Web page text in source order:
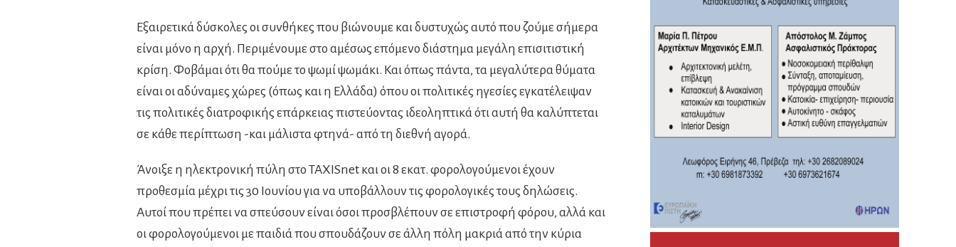
Εξαιρετικά δύσκολες οι συνθήκες που βιώνουμε και δυστυχώς αυτό που ζούμε σήμερα
είναι μόνο η αρχή. Περιμένουμε στο αμέσως επόμενο διάστημα μεγάλη επισιτιστική
κρίση. Φοβάμαι ότι θα πούμε το ψωμί ψωμάκι. Και όπως πάντα, τα μεγαλύτερα θύματα
είναι οι αδύναμες χώρες (όπως και η Ελλάδα) όπου οι πολιτικές ηγεσίες εγκατέλειψαν
τις πολιτικές διατροφικής επάρκειας πιστεύοντας ιδεοληπτικά ότι αυτή θα καλύπτεται
σε κάθε περίπτωση -και μάλιστα φτηνά- από τη διεθνή αγορά.
Άνοιξε η ηλεκτρονική πύλη στο TAXISnet και οι 8 εκατ. φορολογούμενοι έχουν
προθεσμία μέχρι τις 30 Ιουνίου για να υποβάλλουν τις φορολογικές τους δηλώσεις.
Αυτοί που πρέπει να σπεύσουν είναι όσοι προσβλέπουν σε επιστροφή φόρου, αλλά και
οι φορολογούμενοι με παιδιά που σπουδάζουν σε άλλη πόλη μακριά από την κύρια